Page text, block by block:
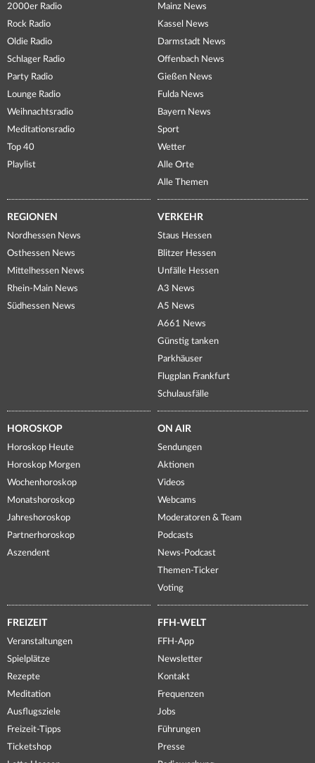
2000er Radio
Rock Radio
Oldie Radio
Schlager Radio
Party Radio
Lounge Radio
Weihnachtsradio
Meditationsradio
Top 40
Playlist
Mainz News
Kassel News
Darmstadt News
Offenbach News
Gießen News
Fulda News
Bayern News
Sport
Wetter
Alle Orte
Alle Themen
REGIONEN
Nordhessen News
Osthessen News
Mittelhessen News
Rhein-Main News
Südhessen News
VERKEHR
Staus Hessen
Blitzer Hessen
Unfälle Hessen
A3 News
A5 News
A661 News
Günstig tanken
Parkhäuser
Flugplan Frankfurt
Schulausfälle
HOROSKOP
Horoskop Heute
Horoskop Morgen
Wochenhoroskop
Monatshoroskop
Jahreshoroskop
Partnerhoroskop
Aszendent
ON AIR
Sendungen
Aktionen
Videos
Webcams
Moderatoren & Team
Podcasts
News-Podcast
Themen-Ticker
Voting
FREIZEIT
Veranstaltungen
Spielplätze
Rezepte
Meditation
Ausflugsziele
Freizeit-Tipps
Ticketshop
FFH-WELT
FFH-App
Newsletter
Kontakt
Frequenzen
Jobs
Führungen
Presse